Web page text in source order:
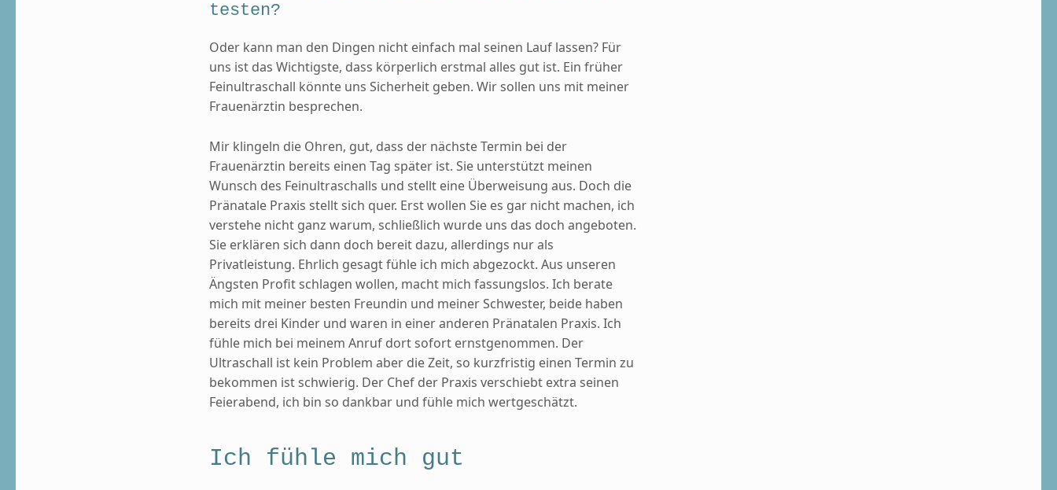
testen?
Oder kann man den Dingen nicht einfach mal seinen Lauf lassen? Für
uns ist das Wichtigste, dass körperlich erstmal alles gut ist. Ein früher
Feinultraschall könnte uns Sicherheit geben. Wir sollen uns mit meiner
Frauenärztin besprechen.
Mir klingeln die Ohren, gut, dass der nächste Termin bei der
Frauenärztin bereits einen Tag später ist. Sie unterstützt meinen
Wunsch des Feinultraschalls und stellt eine Überweisung aus. Doch die
Pränatale Praxis stellt sich quer. Erst wollen Sie es gar nicht machen, ich
verstehe nicht ganz warum, schließlich wurde uns das doch angeboten.
Sie erklären sich dann doch bereit dazu, allerdings nur als
Privatleistung. Ehrlich gesagt fühle ich mich abgezockt. Aus unseren
Ängsten Profit schlagen wollen, macht mich fassungslos. Ich berate
mich mit meiner besten Freundin und meiner Schwester, beide haben
bereits drei Kinder und waren in einer anderen Pränatalen Praxis. Ich
fühle mich bei meinem Anruf dort sofort ernstgenommen. Der
Ultraschall ist kein Problem aber die Zeit, so kurzfristig einen Termin zu
bekommen ist schwierig. Der Chef der Praxis verschiebt extra seinen
Feierabend, ich bin so dankbar und fühle mich wertgeschätzt.
Ich fühle mich gut